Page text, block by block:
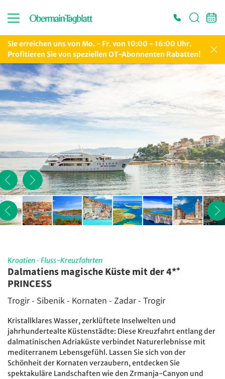
Sie erreichen uns von Mo. - Fr. von 10:00 - 16:00 Uhr.
Profitieren Sie von speziellen OT-Abonnenten Rabatten!
Es konnten keine gültigen Angebote gefunden werden. Bitte wenden Sie sich an
unser Service-Center.
Kroatien · Fluss-Kreuzfahrten
Dalmatiens magische Küste mit der 4*⁺
PRINCESS
Trogir - Sibenik - Kornaten - Zadar - Trogir
Kristallklares Wasser, zerklüftete Inselwelten und
jahrhundertealte Küstenstädte: Diese Kreuzfahrt entlang der
dalmatinischen Adriaküste verbindet Naturerlebnisse mit
mediterranem Lebensgefühl. Lassen Sie sich von der
Schönheit der Kornaten verzaubern, entdecken Sie
spektakuläre Landschaften wie den Zrmanja-Canyon und